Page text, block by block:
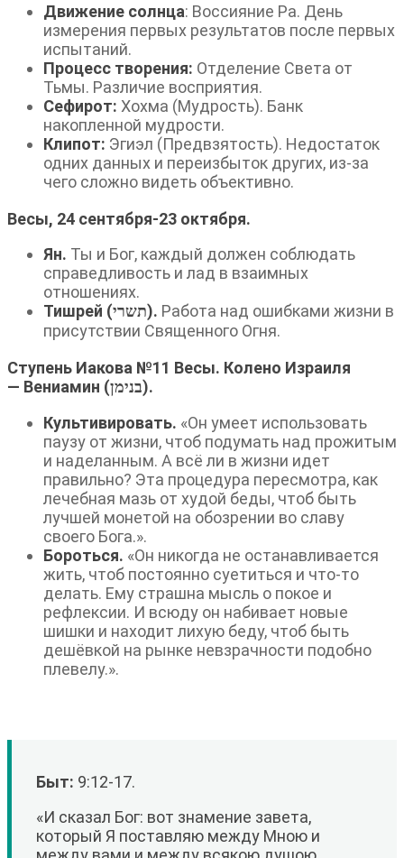
Движение солнца: Воссияние Ра. День
измерения первых результатов после первых
испытаний.
Процесс творения: Отделение Света от
Тьмы. Различие восприятия.
Сефирот: Хохма (Мудрость). Банк
накопленной мудрости.
Клипот: Эгиэл (Предвзятость). Недостаток
одних данных и переизбыток других, из-за
чего сложно видеть объективно.
Весы, 24 сентября-23 октября.
Ян. Ты и Бог, каждый должен соблюдать
справедливость и лад в взаимных
отношениях.
Тишрей (תשרי). Работа над ошибками жизни в
присутствии Священного Огня.
Ступень Иакова №11 Весы. Колено Израиля
— Вениамин (בנימן).
Культивировать. «Он умеет использовать
паузу от жизни, чтоб подумать над прожитым
и наделанным. А всё ли в жизни идет
правильно? Эта процедура пересмотра, как
лечебная мазь от худой беды, чтоб быть
лучшей монетой на обозрении во славу
своего Бога.».
Бороться. «Он никогда не останавливается
жить, чтоб постоянно суетиться и что-то
делать. Ему страшна мысль о покое и
рефлексии. И всюду он набивает новые
шишки и находит лихую беду, чтоб быть
дешёвкой на рынке невзрачности подобно
плевелу.».
Быт: 9:12-17.
«И сказал Бог: вот знамение завета,
который Я поставляю между Мною и